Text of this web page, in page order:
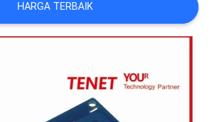
HARGA TERBAIK